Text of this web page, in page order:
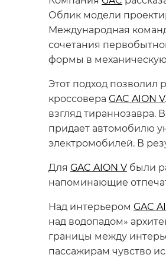
Облик модели
Международная
сочетания
формы в механическую
Этот подход позволил
кроссовера GAC AION V
взгляд тираннозавра.
придает автомобилю
электромобилей. В
Для GAC AION V были
напоминающие
Над интерьером GAC
над водопадом»
границы между
пассажирам чувство